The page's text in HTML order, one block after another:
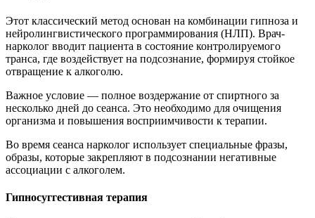
Этот классический метод основан на комбинации гипноза и
нейролингвистического программирования (НЛП). Врач-
нарколог вводит пациента в состояние контролируемого
транса, где воздействует на подсознание, формируя стойкое
отвращение к алкоголю.
Важное условие — полное воздержание от спиртного за
несколько дней до сеанса. Это необходимо для очищения
организма и повышения восприимчивости к терапии.
Во время сеанса нарколог использует специальные фразы,
образы, которые закрепляют в подсознании негативные
ассоциации с алкоголем.
Гипносуггестивная терапия